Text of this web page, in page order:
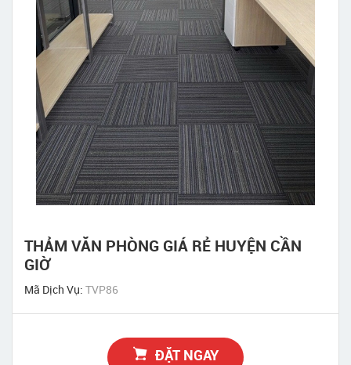
THẢM VĂN PHÒNG GIÁ RẺ HUYỆN CẦN
GIỜ
Mã Dịch Vụ: TVP86
ĐẶT NGAY